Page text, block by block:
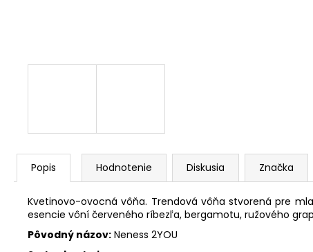
Popis Hodnotenie Diskusia Značka
Kvetinovo-ovocná vôňa. Trendová vôňa stvorená pre
esencie vôní červeného ríbezľa, bergamotu, ružového
Pôvodný názov: Neness 2YOU